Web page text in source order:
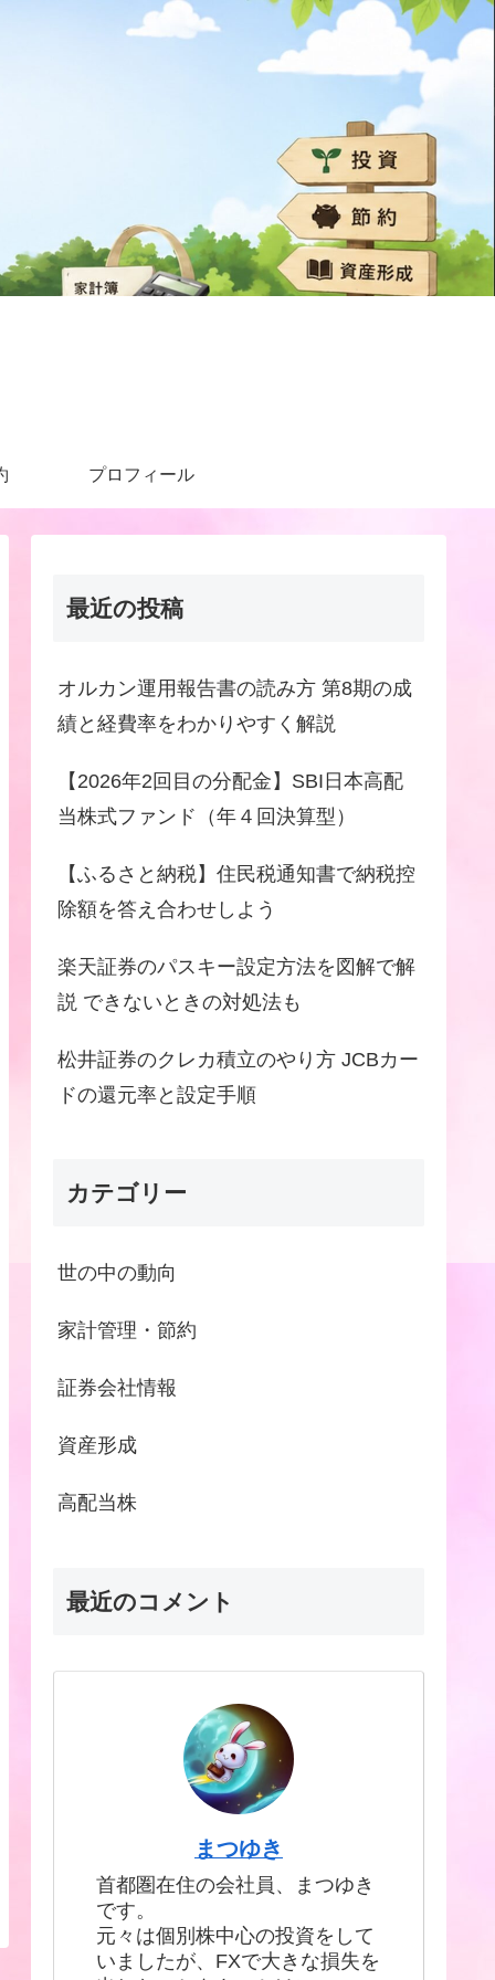
プロフィール
最近の投稿
オルカン運用報告書の読み方 第8期の成
績と経費率をわかりやすく解説
【2026年2回目の分配金】SBI日本高配
当株式ファンド（年４回決算型）
【ふるさと納税】住民税通知書で納税控
除額を答え合わせしよう
楽天証券のパスキー設定方法を図解で解
説 できないときの対処法も
松井証券のクレカ積立のやり方 JCBカー
ドの還元率と設定手順
カテゴリー
世の中の動向
家計管理・節約
証券会社情報
資産形成
高配当株
最近のコメント
まつゆき
首都圏在住の会社員、まつゆき
です。
元々は個別株中心の投資をして
いましたが、FXで大きな損失を